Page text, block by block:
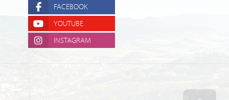
FACEBOOK
YOUTUBE
INSTAGRAM